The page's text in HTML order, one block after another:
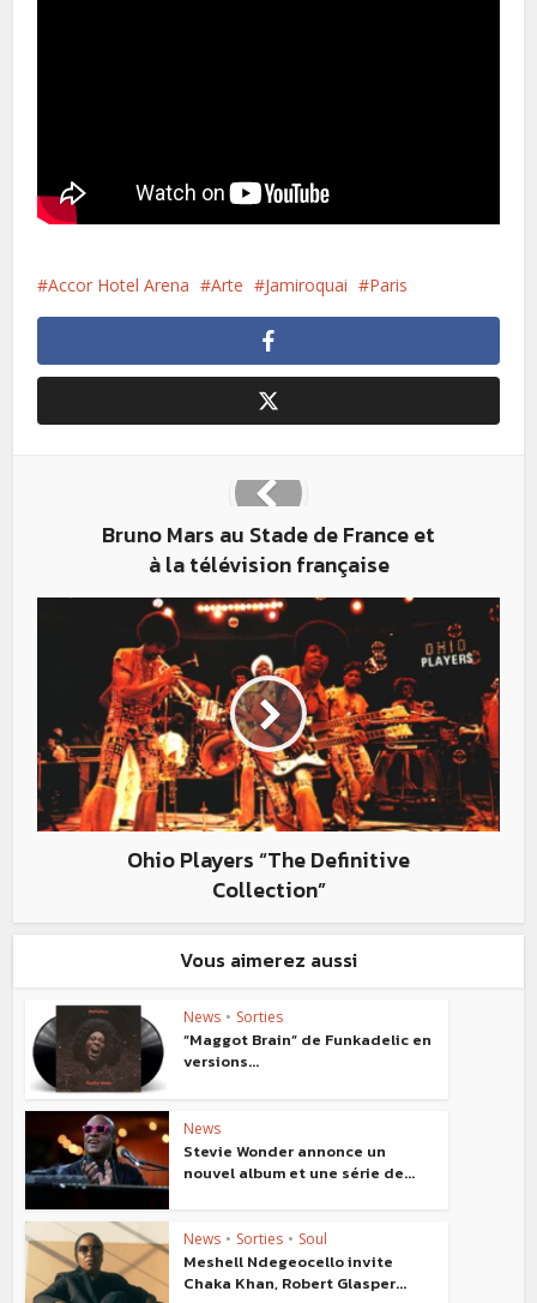
Accor Hotel Arena Arte Jamiroquai Paris
Bruno Mars au Stade de France et
à la télévision française
Ohio Players “The Definitive
Collection”
Vous aimerez aussi
News • Sorties
“Maggot Brain” de Funkadelic en
versions...
News
Stevie Wonder annonce un
nouvel album et une série de...
News • Sorties • Soul
Meshell Ndegeocello invite
Chaka Khan, Robert Glasper...